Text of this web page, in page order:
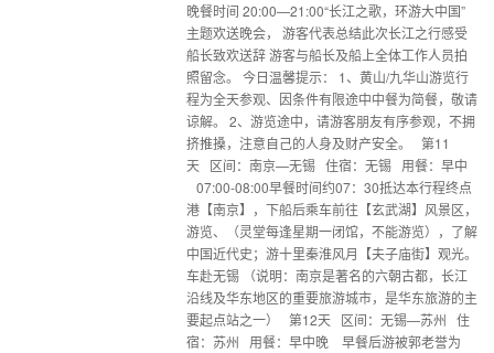
晚餐时间 20:00—21:00“长江之歌，环游大中国”
主题欢送晚会， 游客代表总结此次长江之行感受
船长致欢送辞 游客与船长及船上全体工作人员拍
照留念。 今日温馨提示： 1、黄山/九华山游览行
程为全天参观、因条件有限途中中餐为简餐，敬请
谅解。 2、游览途中，请游客朋友有序参观，不拥
挤推搡，注意自己的人身及财产安全。 第11
天 区间：南京—无锡 住宿：无锡 用餐：早中
07:00-08:00早餐时间约07：30抵达本行程终点
港【南京】，下船后乘车前往【玄武湖】风景区，
游览、（灵堂每逢星期一闭馆，不能游览），了解
中国近代史；游十里秦淮风月【夫子庙街】观光。
车赴无锡 （说明：南京是著名的六朝古都，长江
沿线及华东地区的重要旅游城市，是华东旅游的主
要起点站之一） 第12天 区间：无锡—苏州 住
宿：苏州 用餐：早中晚 早餐后游被郭老誉为